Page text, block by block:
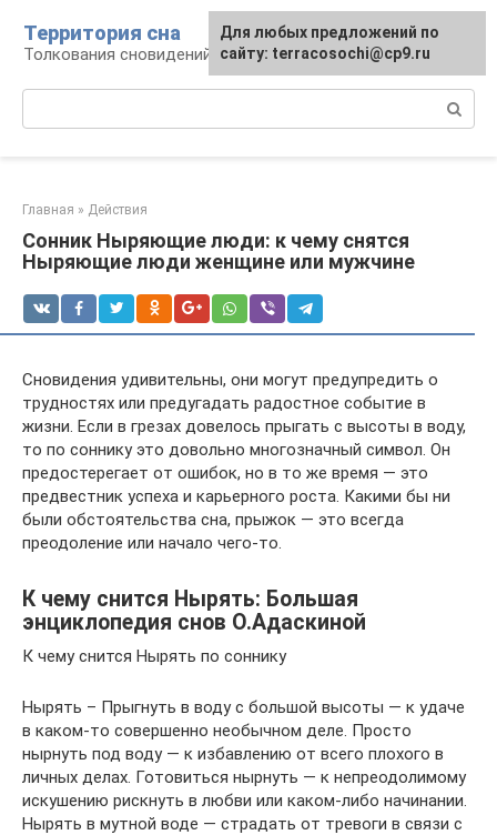
контенту
Территория сна
Толкования сновидений
Главная » Действия
Сонник Ныряющие люди: к чему снятся
Ныряющие люди женщине или мужчине
Сновидения удивительны, они могут предупредить о
трудностях или предугадать радостное событие в
жизни. Если в грезах довелось прыгать с высоты в воду,
то по соннику это довольно многозначный символ. Он
предостерегает от ошибок, но в то же время — это
предвестник успеха и карьерного роста. Какими бы ни
были обстоятельства сна, прыжок — это всегда
преодоление или начало чего-то.
К чему снится Нырять: Большая
энциклопедия снов О.Адаскиной
К чему снится Нырять по соннику
Нырять – Прыгнуть в воду с большой высоты — к удаче
в каком-то совершенно необычном деле. Просто
нырнуть под воду — к избавлению от всего плохого в
личных делах. Готовиться нырнуть — к непреодолимому
искушению рискнуть в любви или каком-либо начинании.
Нырять в мутной воде — страдать от тревоги в связи с
Для любых предложений по
сайту: terracosochi@cp9.ru